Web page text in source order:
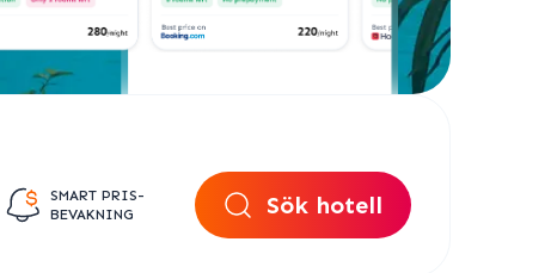
SMART PRIS-
BEVAKNING
Sök hotell